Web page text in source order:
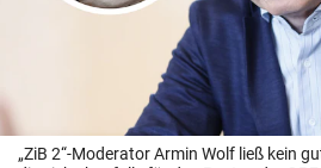
„ZiB 2“-Moderator Armin Wolf ließ kein